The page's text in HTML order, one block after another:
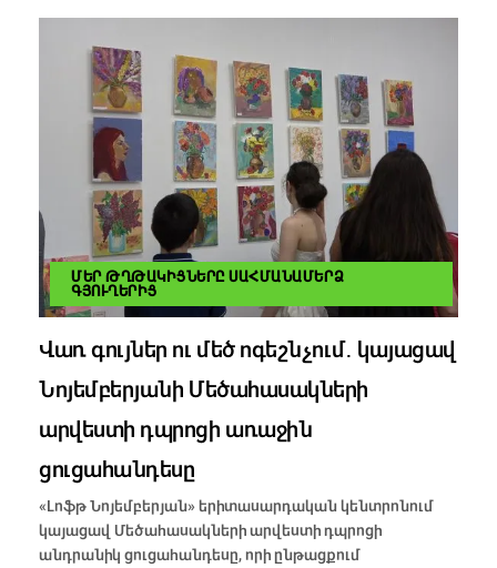
ՄԵՐ ԹՂԹԱԿԻՑՆԵՐԸ ՍԱՀՄԱՆԱՄԵՐՁ
ԳՅՈՒՂԵՐԻՑ
Վառ գույներ ու մեծ ոգեշնչում․ կայացավ
Նոյեմբերյանի Մեծահասակների
արվեստի դպրոցի առաջին
ցուցահանդեսը
«Լոֆթ Նոյեմբերյան» երիտասարդական կենտրոնում
կայացավ Մեծահասակների արվեստի դպրոցի
անդրանիկ ցուցահանդեսը, որի ընթացքում